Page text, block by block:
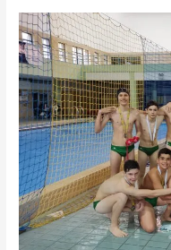
Polo
Aquático:
Fluvial
campeão
regional
de
infantis